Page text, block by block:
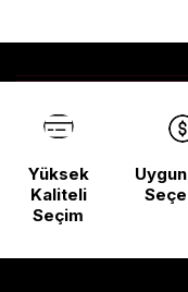
Yüksek
Kaliteli
Seçim